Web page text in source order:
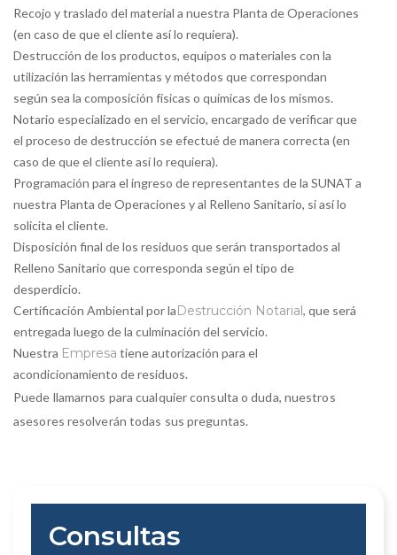
Recojo y traslado del material a nuestra Planta de Operaciones
(en caso de que el cliente así lo requiera).
Destrucción de los productos, equipos o materiales con la
utilización las herramientas y métodos que correspondan
según sea la composición físicas o químicas de los mismos.
Notario especializado en el servicio, encargado de verificar que
el proceso de destrucción se efectué de manera correcta (en
caso de que el cliente así lo requiera).
Programación para el ingreso de representantes de la SUNAT a
nuestra Planta de Operaciones y al Relleno Sanitario, si así lo
solicita el cliente.
Disposición final de los residuos que serán transportados al
Relleno Sanitario que corresponda según el tipo de
desperdicio.
Certificación Ambiental por laDestrucción Notarial, que será
entregada luego de la culminación del servicio.
Nuestra Empresa tiene autorización para el
acondicionamiento de residuos.
Puede llamarnos para cualquier consulta o duda, nuestros
asesores resolverán todas sus preguntas.
Consultas